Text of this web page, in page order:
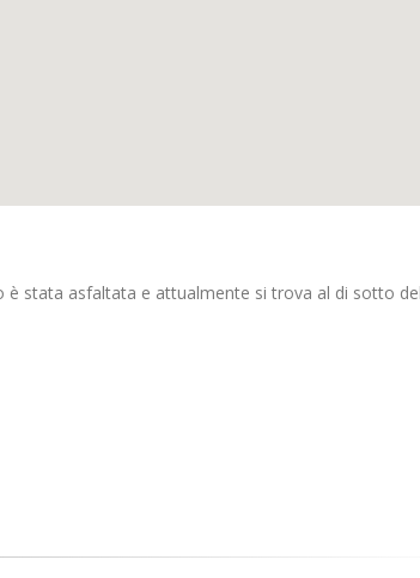
è stata asfaltata e attualmente si trova al di sotto